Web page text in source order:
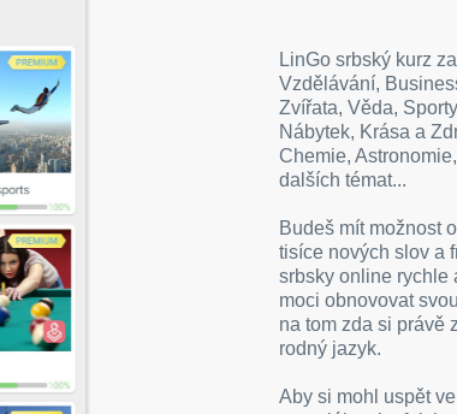
LinGo srbský kurz
Vzdělávání,
Zvířata, Věda,
Nábytek, Krása a
Chemie,
dalších témat...
Budeš mít možnost
tisíce nových slov a
srbsky online rychle
moci obnovovat
na tom zda si právě
rodný jazyk.
Aby si mohl uspět